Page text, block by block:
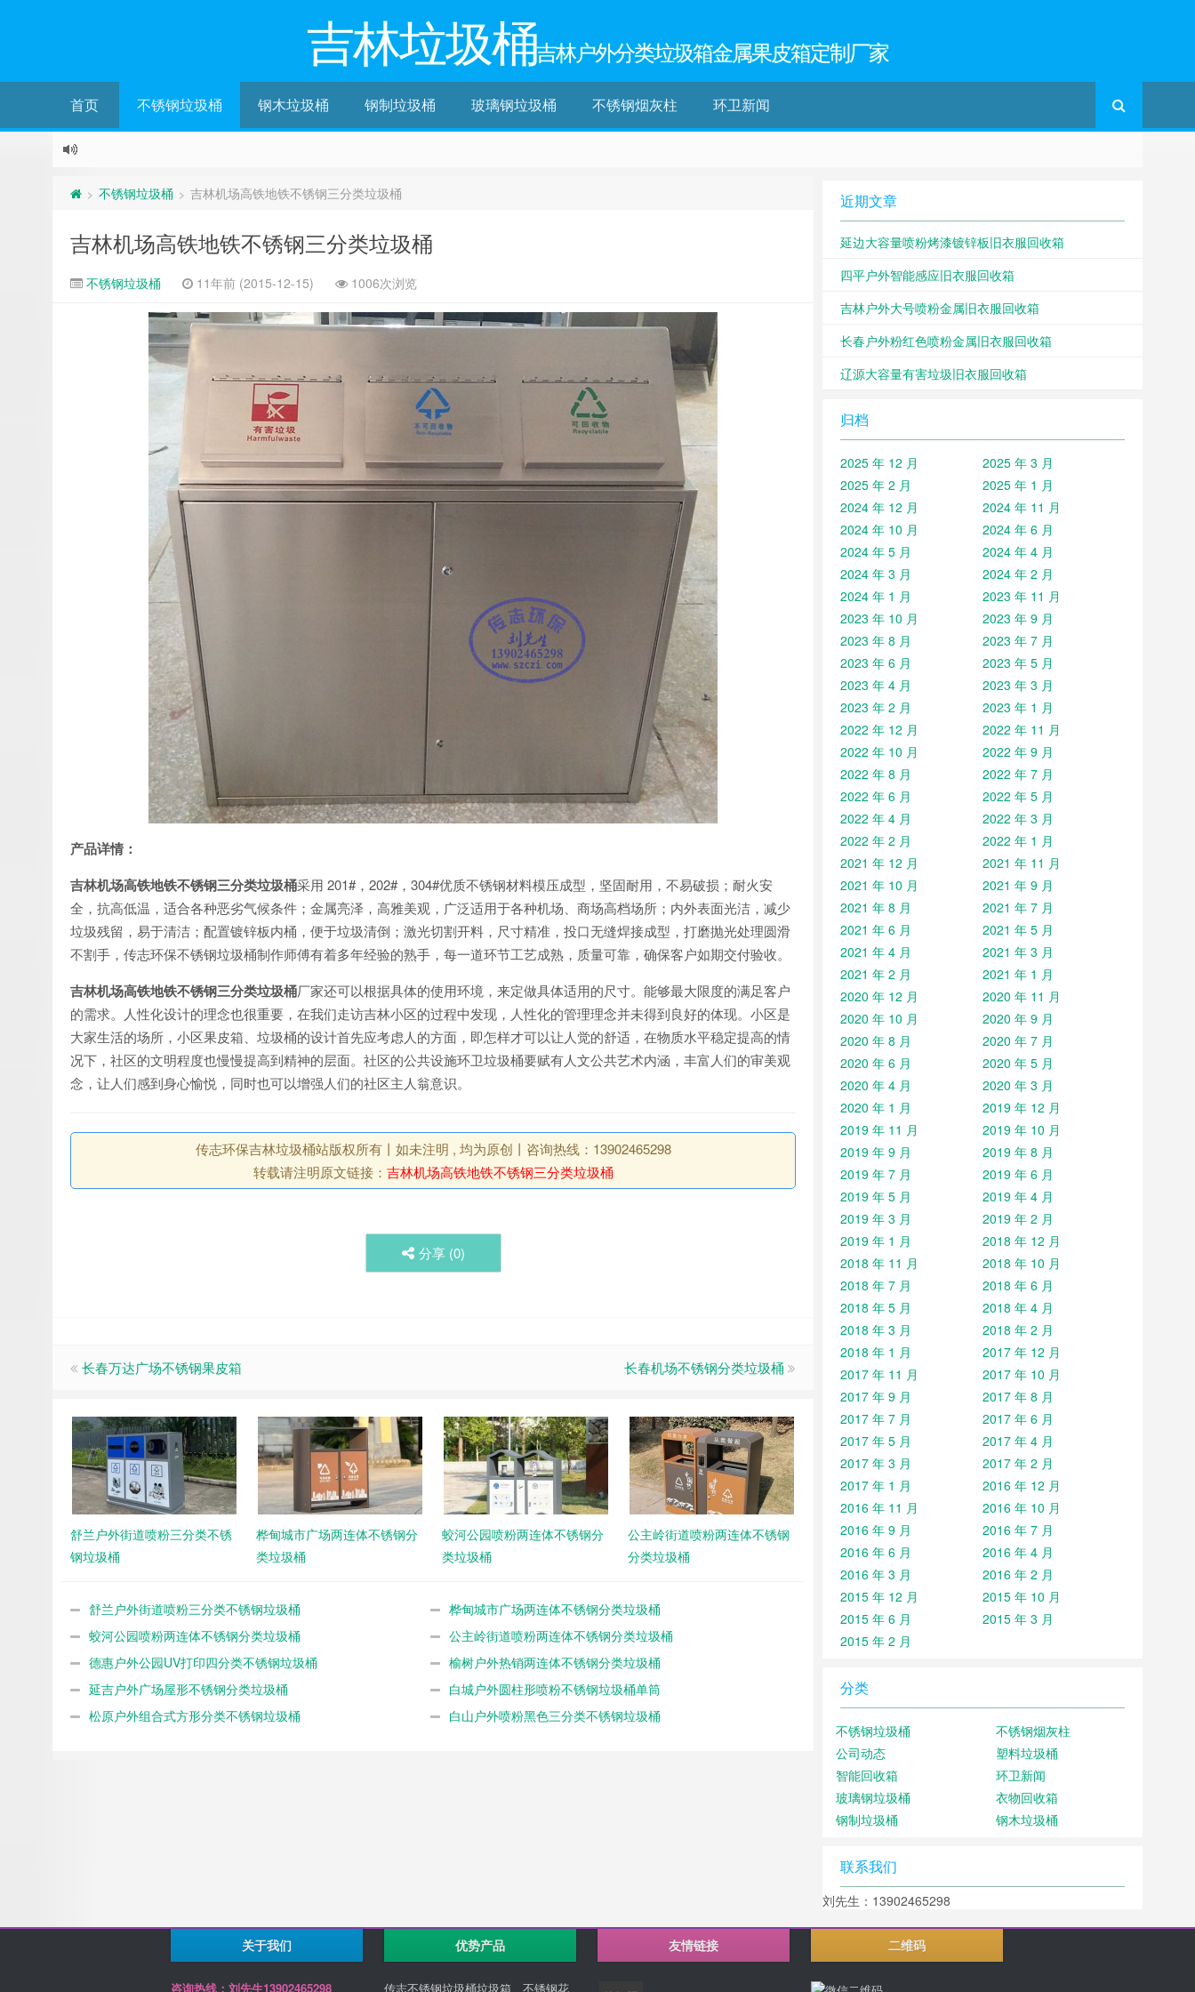
吉林垃圾桶吉林户外分类垃圾箱金属果皮箱定制厂家
首页 不锈钢垃圾桶 钢木垃圾桶 钢制垃圾桶 玻璃钢垃圾桶 不锈钢烟灰柱 环卫新闻
> 不锈钢垃圾桶 > 吉林机场高铁地铁不锈钢三分类垃圾桶
吉林机场高铁地铁不锈钢三分类垃圾桶
不锈钢垃圾桶 11年前 (2015-12-15) 1006次浏览
产品详情：
吉林机场高铁地铁不锈钢三分类垃圾桶采用 201#，202#，304#优质不锈钢材料模压成型，坚固耐用，不易破损；耐火安
全，抗高低温，适合各种恶劣气候条件；金属亮泽，高雅美观，广泛适用于各种机场、商场高档场所；内外表面光洁，减少
垃圾残留，易于清洁；配置镀锌板内桶，便于垃圾清倒；激光切割开料，尺寸精准，投口无缝焊接成型，打磨抛光处理圆滑
不割手，传志环保不锈钢垃圾桶制作师傅有着多年经验的熟手，每一道环节工艺成熟，质量可靠，确保客户如期交付验收。
吉林机场高铁地铁不锈钢三分类垃圾桶厂家还可以根据具体的使用环境，来定做具体适用的尺寸。能够最大限度的满足客户
的需求。人性化设计的理念也很重要，在我们走访吉林小区的过程中发现，人性化的管理理念并未得到良好的体现。小区是
大家生活的场所，小区果皮箱、垃圾桶的设计首先应考虑人的方面，即怎样才可以让人觉的舒适，在物质水平稳定提高的情
况下，社区的文明程度也慢慢提高到精神的层面。社区的公共设施环卫垃圾桶要赋有人文公共艺术内涵，丰富人们的审美观
念，让人们感到身心愉悦，同时也可以增强人们的社区主人翁意识。
传志环保吉林垃圾桶站版权所有丨如未注明 , 均为原创丨咨询热线：13902465298
转载请注明原文链接： 吉林机场高铁地铁不锈钢三分类垃圾桶
分享 (0)
长春万达广场不锈钢果皮箱 长春机场不锈钢分类垃圾桶
舒兰户外街道喷粉三分类不锈
钢垃圾桶
桦甸城市广场两连体不锈钢分
类垃圾桶
蛟河公园喷粉两连体不锈钢分
类垃圾桶
公主岭街道喷粉两连体不锈钢
分类垃圾桶
舒兰户外街道喷粉三分类不锈钢垃圾桶
桦甸城市广场两连体不锈钢分类垃圾桶
蛟河公园喷粉两连体不锈钢分类垃圾桶
公主岭街道喷粉两连体不锈钢分类垃圾桶
德惠户外公园UV打印四分类不锈钢垃圾桶
榆树户外热销两连体不锈钢分类垃圾桶
延吉户外广场屋形不锈钢分类垃圾桶
白城户外圆柱形喷粉不锈钢垃圾桶单筒
松原户外组合式方形分类不锈钢垃圾桶
白山户外喷粉黑色三分类不锈钢垃圾桶
近期文章
延边大容量喷粉烤漆镀锌板旧衣服回收箱
四平户外智能感应旧衣服回收箱
吉林户外大号喷粉金属旧衣服回收箱
长春户外粉红色喷粉金属旧衣服回收箱
辽源大容量有害垃圾旧衣服回收箱
归档
2025 年 12 月
2025 年 3 月
2025 年 2 月
2025 年 1 月
2024 年 12 月
2024 年 11 月
2024 年 10 月
2024 年 6 月
2024 年 5 月
2024 年 4 月
2024 年 3 月
2024 年 2 月
2024 年 1 月
2023 年 11 月
2023 年 10 月
2023 年 9 月
2023 年 8 月
2023 年 7 月
2023 年 6 月
2023 年 5 月
2023 年 4 月
2023 年 3 月
2023 年 2 月
2023 年 1 月
2022 年 12 月
2022 年 11 月
2022 年 10 月
2022 年 9 月
2022 年 8 月
2022 年 7 月
2022 年 6 月
2022 年 5 月
2022 年 4 月
2022 年 3 月
2022 年 2 月
2022 年 1 月
2021 年 12 月
2021 年 11 月
2021 年 10 月
2021 年 9 月
2021 年 8 月
2021 年 7 月
2021 年 6 月
2021 年 5 月
2021 年 4 月
2021 年 3 月
2021 年 2 月
2021 年 1 月
2020 年 12 月
2020 年 11 月
2020 年 10 月
2020 年 9 月
2020 年 8 月
2020 年 7 月
2020 年 6 月
2020 年 5 月
2020 年 4 月
2020 年 3 月
2020 年 1 月
2019 年 12 月
2019 年 11 月
2019 年 10 月
2019 年 9 月
2019 年 8 月
2019 年 7 月
2019 年 6 月
2019 年 5 月
2019 年 4 月
2019 年 3 月
2019 年 2 月
2019 年 1 月
2018 年 12 月
2018 年 11 月
2018 年 10 月
2018 年 7 月
2018 年 6 月
2018 年 5 月
2018 年 4 月
2018 年 3 月
2018 年 2 月
2018 年 1 月
2017 年 12 月
2017 年 11 月
2017 年 10 月
2017 年 9 月
2017 年 8 月
2017 年 7 月
2017 年 6 月
2017 年 5 月
2017 年 4 月
2017 年 3 月
2017 年 2 月
2017 年 1 月
2016 年 12 月
2016 年 11 月
2016 年 10 月
2016 年 9 月
2016 年 7 月
2016 年 6 月
2016 年 4 月
2016 年 3 月
2016 年 2 月
2015 年 12 月
2015 年 10 月
2015 年 6 月
2015 年 3 月
2015 年 2 月
分类
不锈钢垃圾桶
不锈钢烟灰柱
公司动态
塑料垃圾桶
智能回收箱
环卫新闻
玻璃钢垃圾桶
衣物回收箱
钢制垃圾桶
钢木垃圾桶
联系我们
刘先生：13902465298
关于我们
咨询热线：刘先生13902465298
优势产品
传志不锈钢垃圾桶垃圾箱、不锈钢花
友情链接 二维码